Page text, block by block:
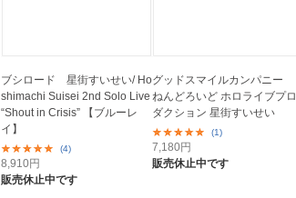
ブシロード 星街すいせい/ Ho
shimachi Suisei 2nd Solo Live
“Shout in Crisis” 【ブルーレ
イ】
(4)
8,910円
販売休止中です
グッドスマイルカンパニー
ねんどろいど ホロライブプロ
ダクション 星街すいせい
(1)
7,180円
販売休止中です